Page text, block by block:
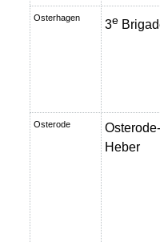
Osterhagen 3e
Osterode
Heber